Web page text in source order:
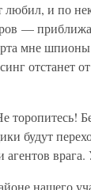
любил, и по
—
мне
отстанет
торопитесь!
будут
нашего